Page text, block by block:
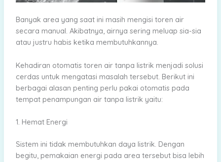
Banyak area yang saat ini masih mengisi toren air
secara manual. Akibatnya, airnya sering meluap sia-sia
atau justru habis ketika membutuhkannya.
Kehadiran otomatis toren air tanpa listrik menjadi solusi
cerdas untuk mengatasi masalah tersebut. Berikut ini
berbagai alasan penting perlu pakai otomatis pada
tempat penampungan air tanpa listrik yaitu:
1. Hemat Energi
Sistem ini tidak membutuhkan daya listrik. Dengan
begitu, pemakaian energi pada area tersebut bisa lebih